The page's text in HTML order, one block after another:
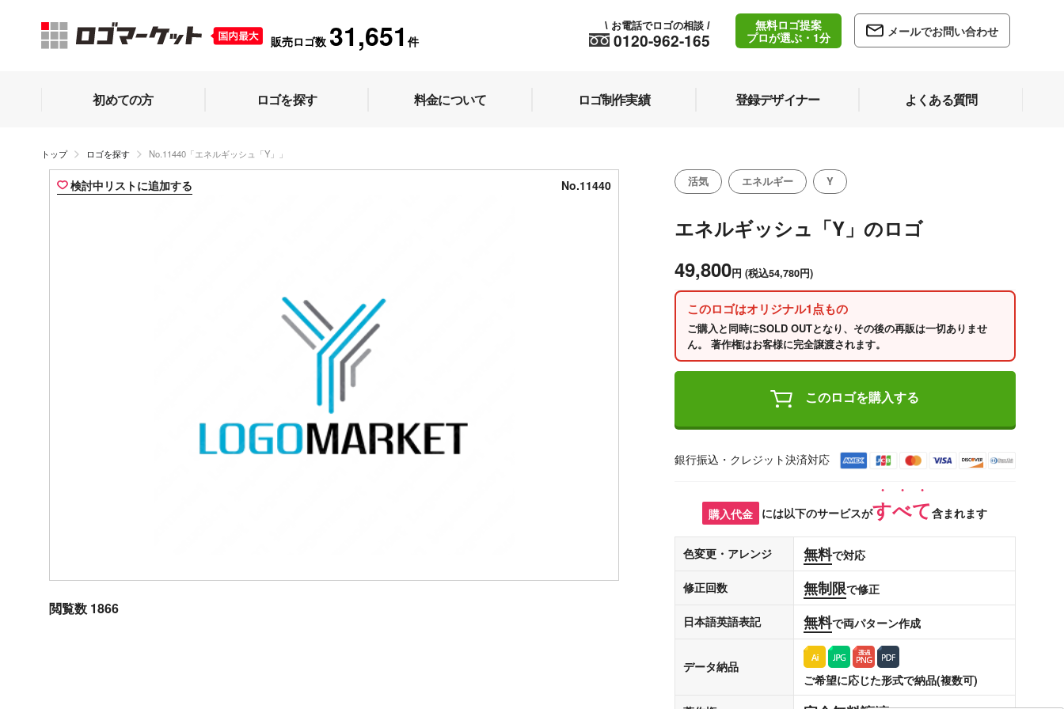
販売ロゴ数 31,651 件 0120-962-165
\ お電話でロゴの相談 /
無料ロゴ提案
プロが選ぶ・1分
メールでお問い合わせ
初めての方 ロゴを探す 料金について ロゴ制作実績 登録デザイナー よくある質問
トップ ロゴを探す No.11440「エネルギッシュ「Y」」
検討中リストに追加する No.11440
閲覧数 1866
活気 エネルギー Y
エネルギッシュ「Y」のロゴ
49,800円 (税込54,780円)
このロゴはオリジナル1点もの
ご購入と同時にSOLD OUTとなり、その後の再販は一切ありませ
ん。 著作権はお客様に完全譲渡されます。
このロゴを購入する
銀行振込・クレジット決済対応
購入代金 には以下のサービスがすべて含まれます
色変更・アレンジ 無料で対応
修正回数 無制限で修正
日本語英語表記 無料で両パターン作成
データ納品
ご希望に応じた形式で納品(複数可)